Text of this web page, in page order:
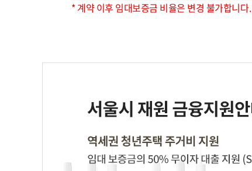
* 계약 이후 임대보증금 비율은 변경 불가합니다.